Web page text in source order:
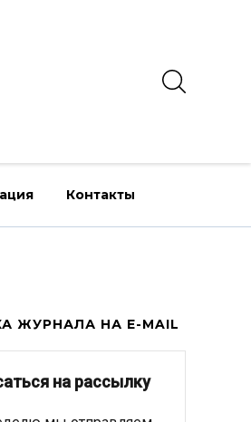
Контакты
ЖУРНАЛА НА E-MAIL
на рассылку